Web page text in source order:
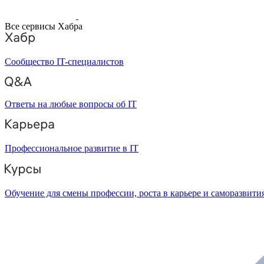
Все сервисы Хабра
Сообщество IT-специалистов
Ответы на любые вопросы об IT
Профессиональное развитие в IT
Обучение для смены профессии, роста в карьере и